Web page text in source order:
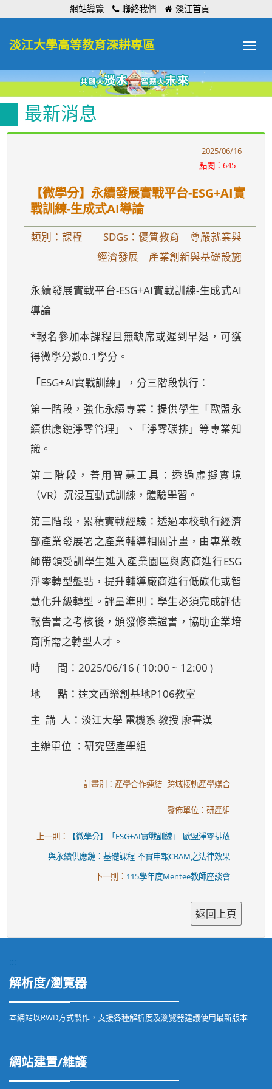
網站導覽 聯絡我們 淡江首頁
Toggle
淡江大學高等教育深耕專區
最新消息
2025/06/16
點閱：645
【微學分】永續發展實戰平台-ESG+AI實
戰訓練-生成式AI導論
類別：課程
SDGs：優質教育 尊嚴就業與
經濟發展 產業創新與基礎設施
永續發展實戰平台-ESG+AI實戰訓練-生成式AI
導論
*報名參加本課程且無缺席或遲到早退，可獲
得微學分數0.1學分。
「ESG+AI實戰訓練」，分三階段執行：
第一階段，強化永續專業：提供學生「歐盟永
續供應鏈淨零管理」、「淨零碳排」等專業知
識。
第二階段，善用智慧工具：透過虛擬實境
（VR）沉浸互動式訓練，體驗學習。
第三階段，累積實戰經驗：透過本校執行經濟
部產業發展署之產業輔導相關計畫，由專業教
師帶領受訓學生進入產業園區與廠商進行ESG
淨零轉型盤點，提升輔導廠商進行低碳化或智
慧化升級轉型。評量準則：學生必須完成評估
報告書之考核後，頒發修業證書，協助企業培
育所需之轉型人才。
時 間：2025/06/16 ( 10:00 ~ 12:00 )
地 點：達文西樂創基地P106教室
主 講 人：淡江大學 電機系 教授 廖書漢
主辦單位 ：研究暨產學組
計畫別：產學合作連結--跨域接軌產學媒合
發佈單位：研產組
上一則：
【微學分】「ESG+AI實戰訓練」-歐盟淨零排放
與永續供應鏈：基礎課程-不實申報CBAM之法律效果
下一則： 115學年度Mentee教師座談會
解析度/瀏覽器
本網站以RWD方式製作，支援各種解析度及瀏覽器建議使用最新版本
網站建置/維護